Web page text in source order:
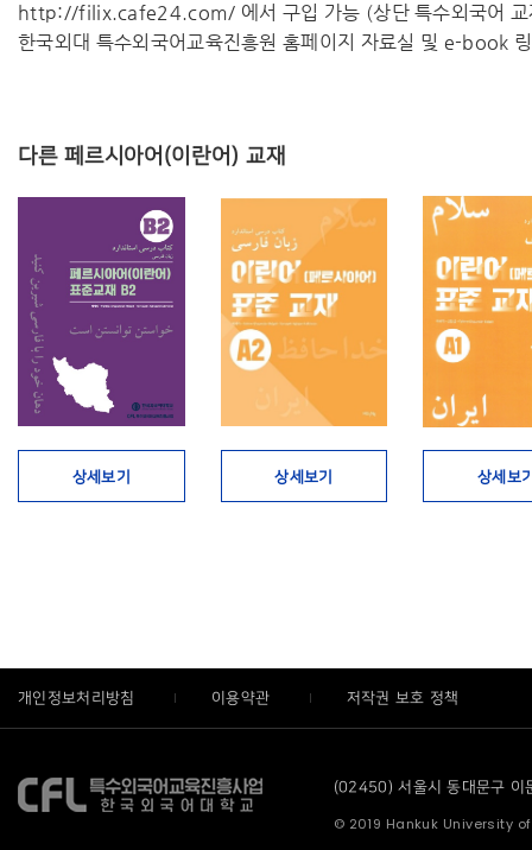
http://filix.cafe24.com/ 에서 구입 가능 (상단 특수외국어 교
한국외대 특수외국어교육진흥원 홈페이지 자료실 및 e-book
다른 페르시아어(이란어) 교재
상세보기 상세보기 상세보
개인정보처리방침 이용약관 저작권 보호 정책
(02450) 서울시 동대문구
© 2019 Hankuk University